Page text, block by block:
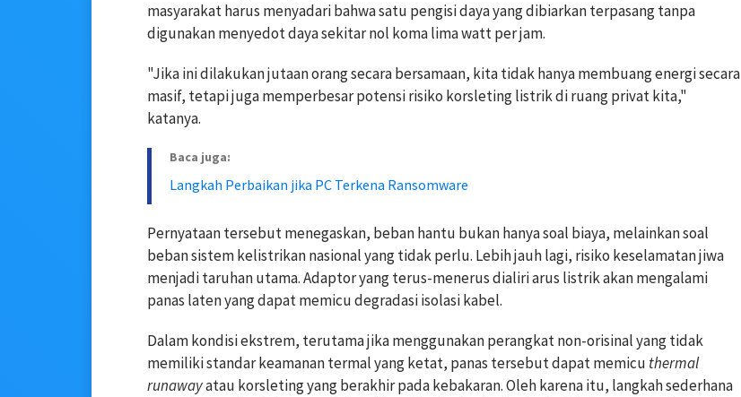
masyarakat harus menyadari bahwa satu pengisi daya yang dibiarkan terpasang tanpa
digunakan menyedot daya sekitar nol koma lima watt per jam.
"Jika ini dilakukan jutaan orang secara bersamaan, kita tidak hanya membuang energi secara
masif, tetapi juga memperbesar potensi risiko korsleting listrik di ruang privat kita,"
katanya.
Baca juga:
Langkah Perbaikan jika PC Terkena Ransomware
Pernyataan tersebut menegaskan, beban hantu bukan hanya soal biaya, melainkan soal
beban sistem kelistrikan nasional yang tidak perlu. Lebih jauh lagi, risiko keselamatan jiwa
menjadi taruhan utama. Adaptor yang terus-menerus dialiri arus listrik akan mengalami
panas laten yang dapat memicu degradasi isolasi kabel.
Dalam kondisi ekstrem, terutama jika menggunakan perangkat non-orisinal yang tidak
memiliki standar keamanan termal yang ketat, panas tersebut dapat memicu thermal
runawayatau korsleting yang berakhir pada kebakaran. Oleh karena itu, langkah sederhana